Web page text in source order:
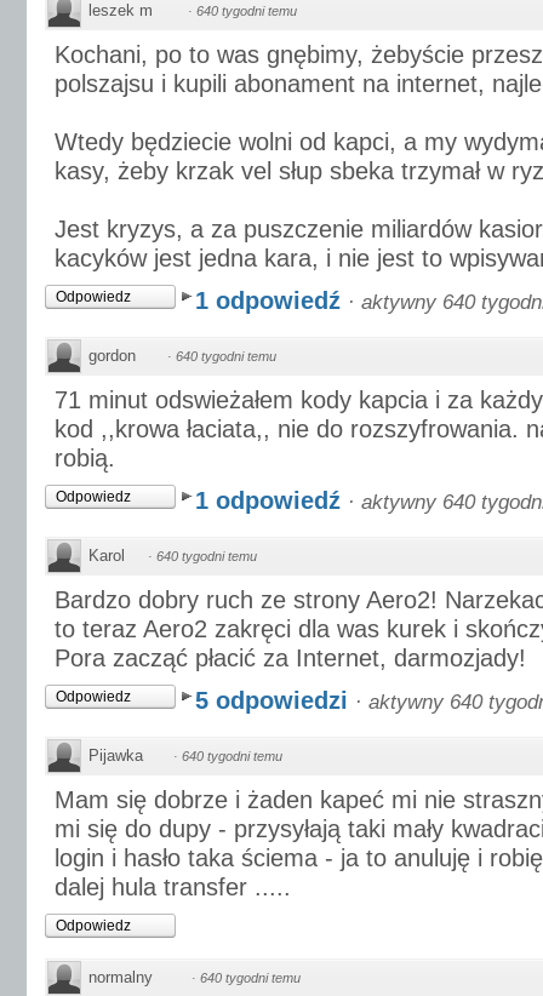
leszek m · 640 tygodni temu
Kochani, po to was gnębimy, żebyście
polszajsu i kupili abonament na internet,
Wtedy będziecie wolni od kapci, a my
kasy, żeby krzak vel słup sbeka trzymał w
Jest kryzys, a za puszczenie miliardów
kacyków jest jedna kara, i nie jest to
Odpowiedz 1 odpowiedź · aktywny 640
gordon · 640 tygodni temu
71 minut odswieżałem kody kapcia i za
kod ,,krowa łaciata,, nie do rozszyfrowania.
robią.
Odpowiedz 1 odpowiedź · aktywny 640
Karol · 640 tygodni temu
Bardzo dobry ruch ze strony Aero2!
to teraz Aero2 zakręci dla was kurek i
Pora zacząć płacić za Internet, darmozjady!
Odpowiedz 5 odpowiedzi · aktywny 640
Pijawka · 640 tygodni temu
Mam się dobrze i żaden kapeć mi nie
mi się do dupy - przysyłają taki mały
login i hasło taka ściema - ja to anuluję i
dalej hula transfer .....
Odpowiedz
normalny · 640 tygodni temu